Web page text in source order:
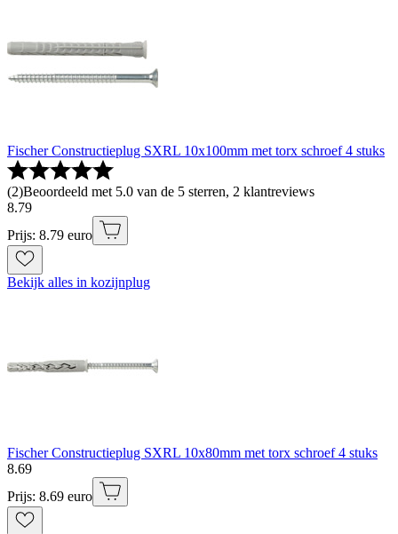
Fischer Constructieplug SXRL 10x100mm met torx schroef 4 stuks
(2)Beoordeeld met 5.0 van de 5 sterren, 2 klantreviews
8.79
Prijs: 8.79 euro
Bekijk alles in kozijnplug
Fischer Constructieplug SXRL 10x80mm met torx schroef 4 stuks
8.69
Prijs: 8.69 euro